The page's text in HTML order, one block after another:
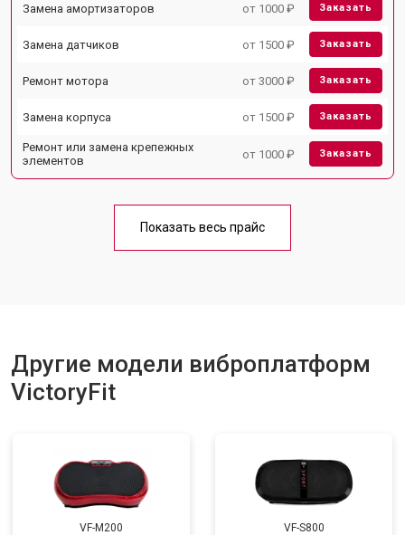
Замена амортизаторов от 1000 ₽ Заказать
Замена датчиков от 1500 ₽ Заказать
Ремонт мотора от 3000 ₽ Заказать
Замена корпуса от 1500 ₽ Заказать
Ремонт или замена крепежных
элементов
от 1000 ₽ Заказать
Показать весь прайс
Другие модели виброплатформ
VictoryFit
VF-M200 VF-S800